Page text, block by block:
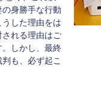
の身勝手な行動
した理由をは
される理由はご
しかし、最終
も、必ず起こ